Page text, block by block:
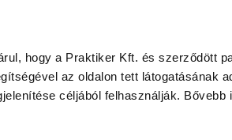
hogy a Praktiker Kft. és szerződött
az oldalon tett látogatásának
céljából felhasználják. Bővebb
Szakiajánló Ügyintézés és Információ